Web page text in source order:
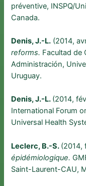
préventive, INSPQ/
Canada.
Denis, J.-L. (2014,
reforms. Facultad de
Administración,
Uruguay.
Denis, J.-L. (2014,
International Forum
Universal Health
Leclerc, B.-S. (2014,
épidémiologique.
Saint-Laurent-CAU,